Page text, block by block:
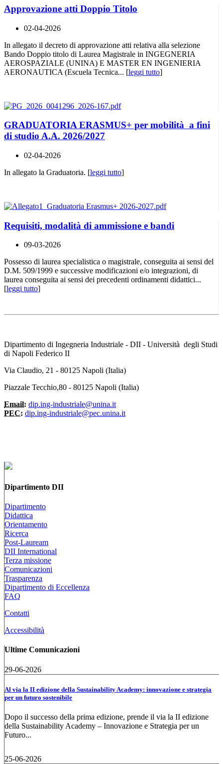
Approvazione atti Doppio Titolo
02-04-2026
In allegato il decreto di approvazione atti relativa alla selezione
Bando Doppio titolo di Laurea Magistrale in INGEGNERIA
AEROSPAZIALE (UNINA) E MASTER EN INGENIERIA
AERONAUTICA (Escuela Tecnica... [leggi tutto]
GRADUATORIA ERASMUS+ per mobilità a fini
di studio A.A. 2026/2027
02-04-2026
In allegato la Graduatoria. [leggi tutto]
Requisiti, modalità di ammissione e bandi
09-03-2026
Possesso di laurea specialistica o magistrale, conseguita ai sensi del
D.M. 509/1999 e successive modificazioni e/o integrazioni, di
laurea conseguita ai sensi dei precedenti ordinamenti didattici...
[leggi tutto]
Dipartimento di Ingegneria Industriale - DII - Università degli Studi
di Napoli Federico II
Via Claudio, 21 - 80125 Napoli (Italia)
Piazzale Tecchio,80 - 80125 Napoli (Italia)
Email: dip.ing-industriale@unina.it
PEC: dip.ing-industriale@pec.unina.it
Dipartimento DII
Dipartimento
Didattica
Orientamento
Ricerca
Post-Lauream
DII International
Terza missione
Comunicazioni
Trasparenza
Dipartimento di Eccellenza
FAQ
Contatti
Accessibilità
Ultime Comunicazioni
29-06-2026
Al via la II edizione della Sustainability Academy: innovazione e strategia
per un futuro sostenibile
Dopo il successo della prima edizione, prende il via la II edizione
della Sustainability Academy – Innovazione e Strategia per un
Futuro...
25-06-2026